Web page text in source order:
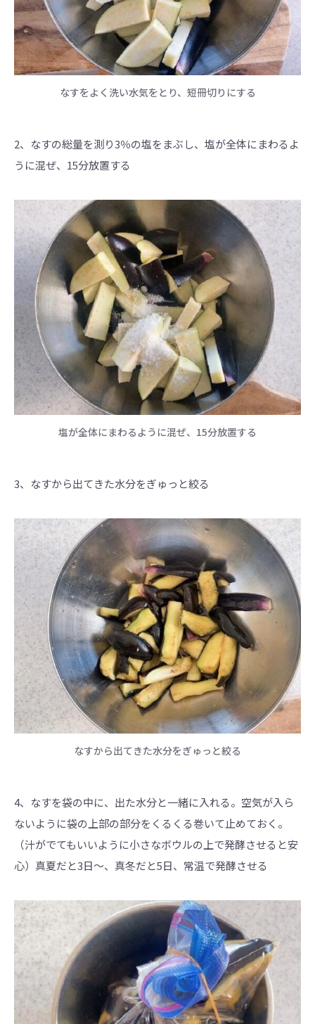
なすをよく洗い水気をとり、短冊切りにする
2、なすの総量を測り3％の塩をまぶし、塩が全体にまわるよ
うに混ぜ、15分放置する
塩が全体にまわるように混ぜ、15分放置する
3、なすから出てきた水分をぎゅっと絞る
なすから出てきた水分をぎゅっと絞る
4、なすを袋の中に、出た水分と一緒に入れる。空気が入ら
ないように袋の上部の部分をくるくる巻いて止めておく。
（汁がでてもいいように小さなボウルの上で発酵させると安
心）真夏だと3日～、真冬だと5日、常温で発酵させる